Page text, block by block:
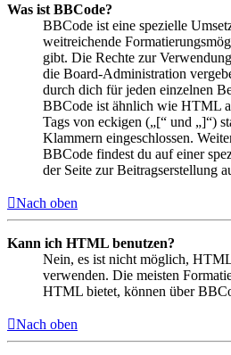
Was ist BBCode?
BBCode ist eine spezielle
weitreichende
gibt. Die Rechte zur
die Board-Administration
durch dich für jeden einzelnen
BBCode ist ähnlich wie HTML
Tags von eckigen („[“ und „]“)
Klammern eingeschlossen.
BBCode findest du auf einer
der Seite zur Beitragserstellung
Nach oben
Kann ich HTML benutzen?
Nein, es ist nicht möglich,
verwenden. Die meisten
HTML bietet, können über
Nach oben